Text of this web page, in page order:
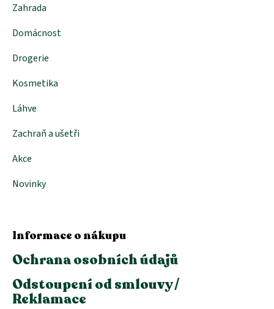
Zahrada
Domácnost
Drogerie
Kosmetika
Láhve
Zachraň a ušetři
Akce
Novinky
Informace o nákupu
Ochrana osobních údajů
Odstoupení od smlouvy /
Reklamace